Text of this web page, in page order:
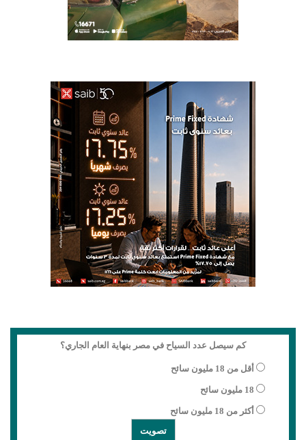
كم سيصل عدد السياح في مصر بنهاية العام الجاري؟
أقل من 18 مليون سائح
18 مليون سائح
أكثر من 18 مليون سائح